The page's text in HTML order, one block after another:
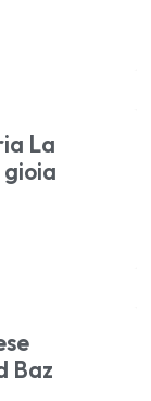
La
gioia
Baz